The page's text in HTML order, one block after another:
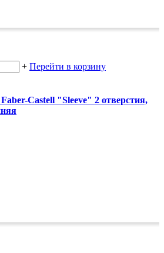
+ Перейти в корзину
Castell "Sleeve" 2 отверстия,